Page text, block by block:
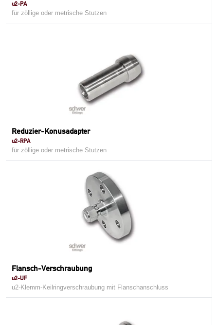
u2-PA
für zöllige oder metrische Stutzen
Reduzier-Konusadapter
u2-RPA
für zöllige oder metrische Stutzen
Flansch-Verschraubung
u2-UF
u2-Klemm-Keilringverschraubung mit Flanschanschluss